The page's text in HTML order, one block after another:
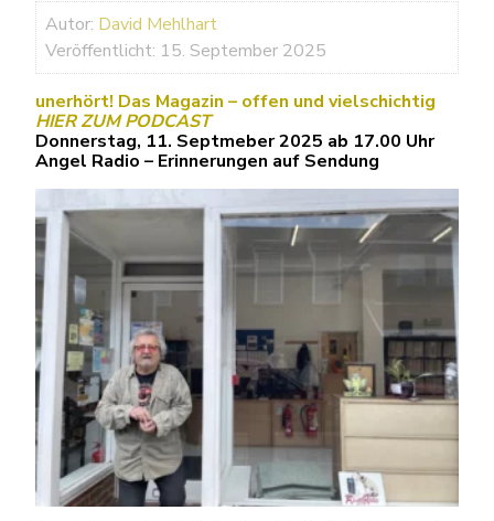
Autor: David Mehlhart
Veröffentlicht: 15. September 2025
unerhört! Das Magazin – offen und vielschichtig
HIER ZUM PODCAST
Donnerstag, 11. Septmeber 2025 ab 17.00 Uhr
Angel Radio – Erinnerungen auf Sendung